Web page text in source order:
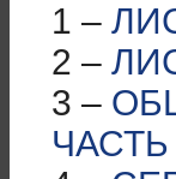
1 –
2 –
3 –